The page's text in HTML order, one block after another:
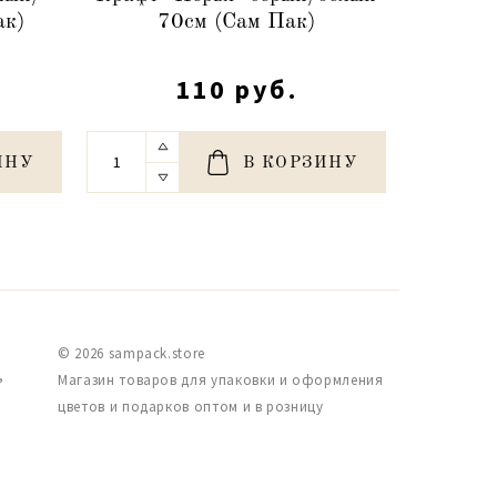
70см (Сам Пак)
110 руб.
В КОРЗИНУ
© 2026 sampack.store
Магазин товаров для упаковки и оформления
цветов и подарков оптом и в розницу